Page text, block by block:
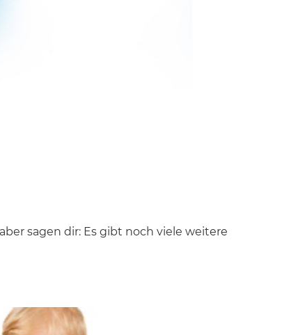
sagen dir: Es gibt noch viele weitere